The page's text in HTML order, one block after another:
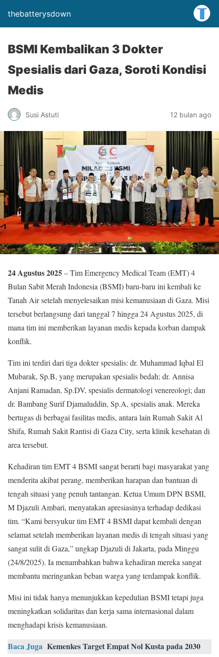
thebatterysdown
BSMI Kembalikan 3 Dokter
Spesialis dari Gaza, Soroti Kondisi
Medis
Susi Astuti 12 bulan ago
24 Agustus 2025– Tim Emergency Medical Team (EMT) 4
Bulan Sabit Merah Indonesia (BSMI) baru-baru ini kembali ke
Tanah Air setelah menyelesaikan misi kemanusiaan di Gaza. Misi
tersebut berlangsung dari tanggal 7 hingga 24 Agustus 2025, di
mana tim ini memberikan layanan medis kepada korban dampak
konflik.
Tim ini terdiri dari tiga dokter spesialis: dr. Muhammad Iqbal El
Mubarak, Sp.B, yang merupakan spesialis bedah; dr. Annisa
Anjani Ramadan, Sp.DV, spesialis dermatologi venereologi; dan
dr. Bambang Surif Djamaluddin, Sp.A, spesialis anak. Mereka
bertugas di berbagai fasilitas medis, antara lain Rumah Sakit Al
Shifa, Rumah Sakit Rantisi di Gaza City, serta klinik kesehatan di
area tersebut.
Kehadiran tim EMT 4 BSMI sangat berarti bagi masyarakat yang
menderita akibat perang, memberikan harapan dan bantuan di
tengah situasi yang penuh tantangan. Ketua Umum DPN BSMI,
M Djazuli Ambari, menyatakan apresiasinya terhadap dedikasi
tim. “Kami bersyukur tim EMT 4 BSMI dapat kembali dengan
selamat setelah memberikan layanan medis di tengah situasi yang
sangat sulit di Gaza,” ungkap Djazuli di Jakarta, pada Minggu
(24/8/2025). Ia menambahkan bahwa kehadiran mereka sangat
membantu meringankan beban warga yang terdampak konflik.
Misi ini tidak hanya menunjukkan kepedulian BSMI tetapi juga
meningkatkan solidaritas dan kerja sama internasional dalam
menghadapi krisis kemanusiaan.
Baca Juga Kemenkes Target Empat Nol Kusta pada 2030